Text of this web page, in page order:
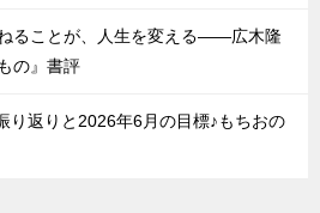
ねることが、人生を変える——広木隆
の』書評
り返りと2026年6月の目標♪もちおの